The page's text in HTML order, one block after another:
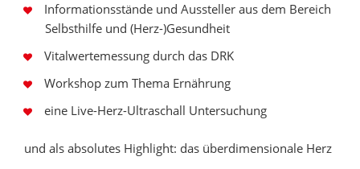
Informationsstände und Aussteller aus dem Bereich
Selbsthilfe und (Herz-)Gesundheit
Vitalwertemessung durch das DRK
Workshop zum Thema Ernährung
eine Live-Herz-Ultraschall Untersuchung
und als absolutes Highlight: das überdimensionale Herz